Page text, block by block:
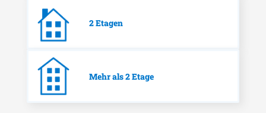
2 Etagen
Mehr als 2 Etage